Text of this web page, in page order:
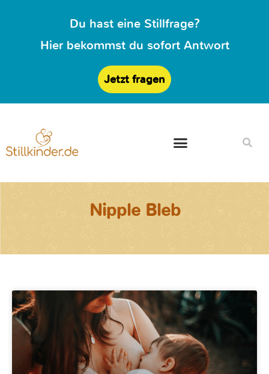
Du hast eine Stillfrage?
Hier bekommst du sofort Antwort
Jetzt fragen
Nipple Bleb